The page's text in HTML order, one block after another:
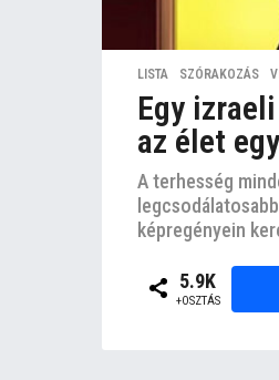
LISTA ,SZÓRAKOZÁS ,
Egy
az élet
A terhesség
képregényein
5.9K
+OSZTÁS